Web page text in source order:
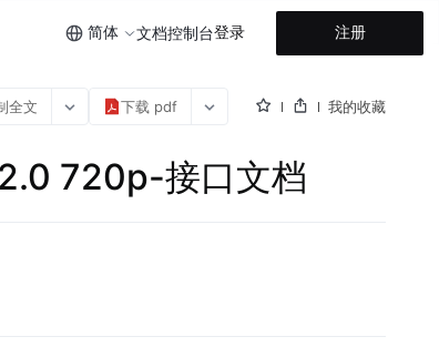
简体 文档控制台登录 注册
全文 下载 pdf 我的收藏
720p-接口文档